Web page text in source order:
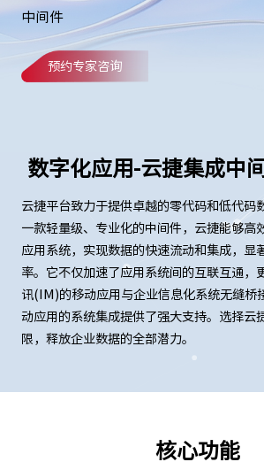
中间件
预约专家咨询
数字化应用-云捷集成中间
云捷平台致力于提供卓越的零代码和低代码
一款轻量级、专业化的中间件，云捷能够高
应用系统，实现数据的快速流动和集成，显
率。它不仅加速了应用系统间的互联互通，
讯(IM)的移动应用与企业信息化系统无缝桥
动应用的系统集成提供了强大支持。选择云
限，释放企业数据的全部潜力。
核心功能